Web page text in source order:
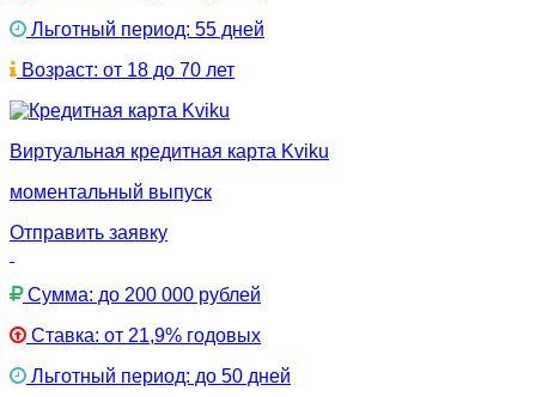
Льготный период: 55 дней
Возраст: от 18 до 70 лет
Виртуальная кредитная карта Kviku
моментальный выпуск
Отправить заявку
Сумма: до 200 000 рублей
Ставка: от 21,9% годовых
Льготный период: до 50 дней